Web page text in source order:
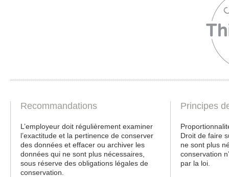
Recommandations
L’employeur doit régulièrement examiner
l’exactitude et la pertinence de conserver
des données et effacer ou archiver les
données qui ne sont plus nécessaires,
sous réserve des obligations légales de
conservation.
Principes
Droit de faire
ne sont plus
conservation
par la loi.